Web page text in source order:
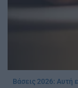
Βάσεις 2026: Αυτή